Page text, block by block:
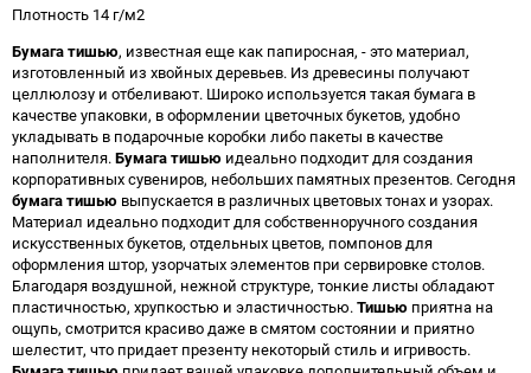
Плотность 14 г/м2
Бумага тишью, известная еще как папиросная, - это материал,
изготовленный из хвойных деревьев. Из древесины получают
целлюлозу и отбеливают. Широко используется такая бумага в
качестве упаковки, в оформлении цветочных букетов, удобно
укладывать в подарочные коробки либо пакеты в качестве
наполнителя.Бумага тишью идеально подходит для создания
корпоративных сувениров, небольших памятных презентов. Сегодня
бумага тишью выпускается в различных цветовых тонах и узорах.
Материал идеально подходит для собственноручного создания
искусственных букетов, отдельных цветов, помпонов для
оформления штор, узорчатых элементов при сервировке столов.
Благодаря воздушной, нежной структуре, тонкие листы обладают
пластичностью, хрупкостью и эластичностью.Тишью приятна на
ощупь, смотрится красиво даже в смятом состоянии и приятно
шелестит, что придает презенту некоторый стиль и игривость.